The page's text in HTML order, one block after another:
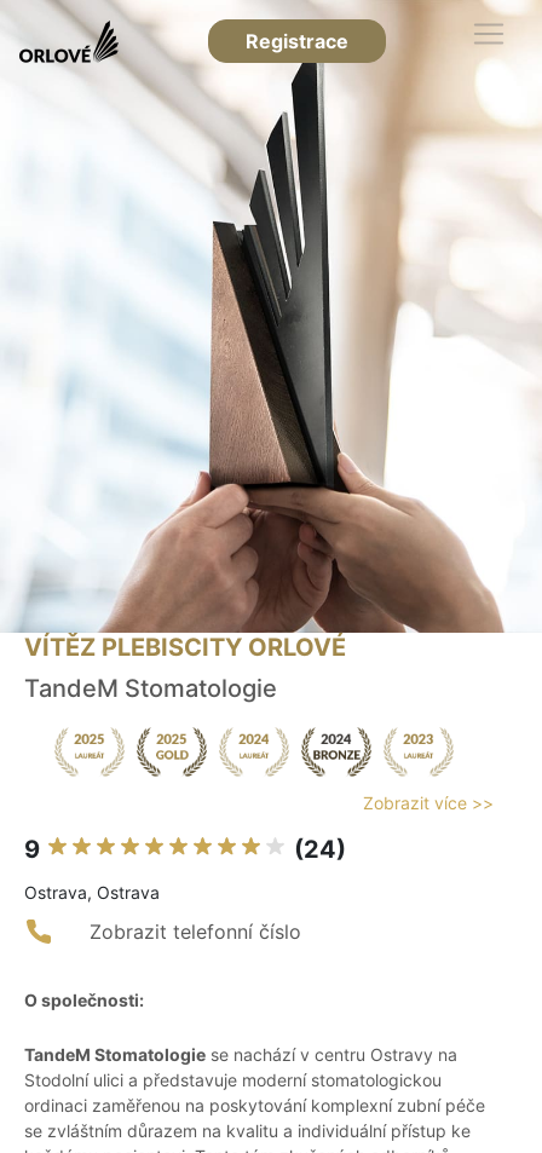
Registrace
VÍTĚZ PLEBISCITY ORLOVÉ
TandeM Stomatologie
Zobrazit více >>
9 (24)
Ostrava, Ostrava
Zobrazit telefonní číslo
O společnosti:
TandeM Stomatologie se nachází v centru Ostravy na
Stodolní ulici a představuje moderní stomatologickou
ordinaci zaměřenou na poskytování komplexní zubní péče
se zvláštním důrazem na kvalitu a individuální přístup ke